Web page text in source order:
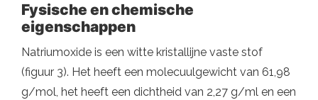
Fysische en chemische
eigenschappen
Natriumoxide is een witte kristallijne vaste stof
(figuur 3). Het heeft een molecuulgewicht van 61,98
g/mol, het heeft een dichtheid van 2,27 g/ml en een